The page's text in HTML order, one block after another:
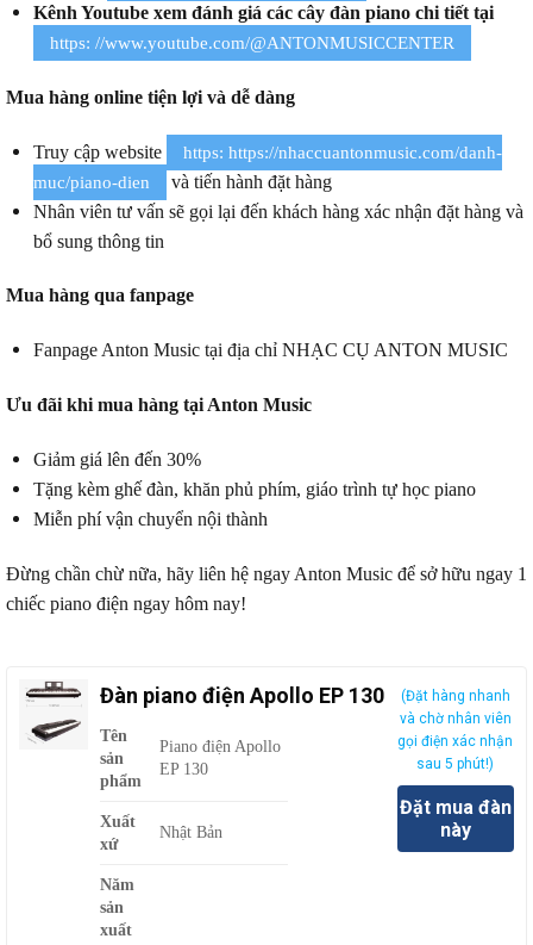
Kênh Youtube xem đánh giá các cây đàn piano chi tiết tại
https: //www.youtube.com/@ANTONMUSICCENTER
Mua hàng online tiện lợi và dễ dàng
Truy cập website
https: https://nhaccuantonmusic.com/danh-
muc/piano-dien
và tiến hành đặt hàng
Nhân viên tư vấn sẽ gọi lại đến khách hàng xác nhận đặt hàng và
bổ sung thông tin
Mua hàng qua fanpage
Fanpage Anton Music tại địa chỉ NHẠC CỤ ANTON MUSIC
Ưu đãi khi mua hàng tại Anton Music
Giảm giá lên đến 30%
Tặng kèm ghế đàn, khăn phủ phím, giáo trình tự học piano
Miễn phí vận chuyển nội thành
Đừng chần chừ nữa, hãy liên hệ ngay Anton Music để sở hữu ngay 1
chiếc piano điện ngay hôm nay!
Đàn piano điện Apollo EP 130
Tên
sản
phẩm
Piano điện Apollo
EP 130
Xuất
xứ
Nhật Bản
Năm
sản
xuất
(Đặt hàng nhanh
và chờ nhân viên
gọi điện xác nhận
sau 5 phút!)
Đặt mua đàn
này